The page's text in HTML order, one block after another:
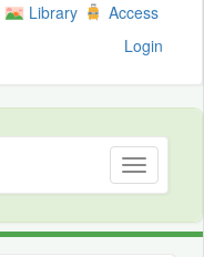
Library
Access
Login